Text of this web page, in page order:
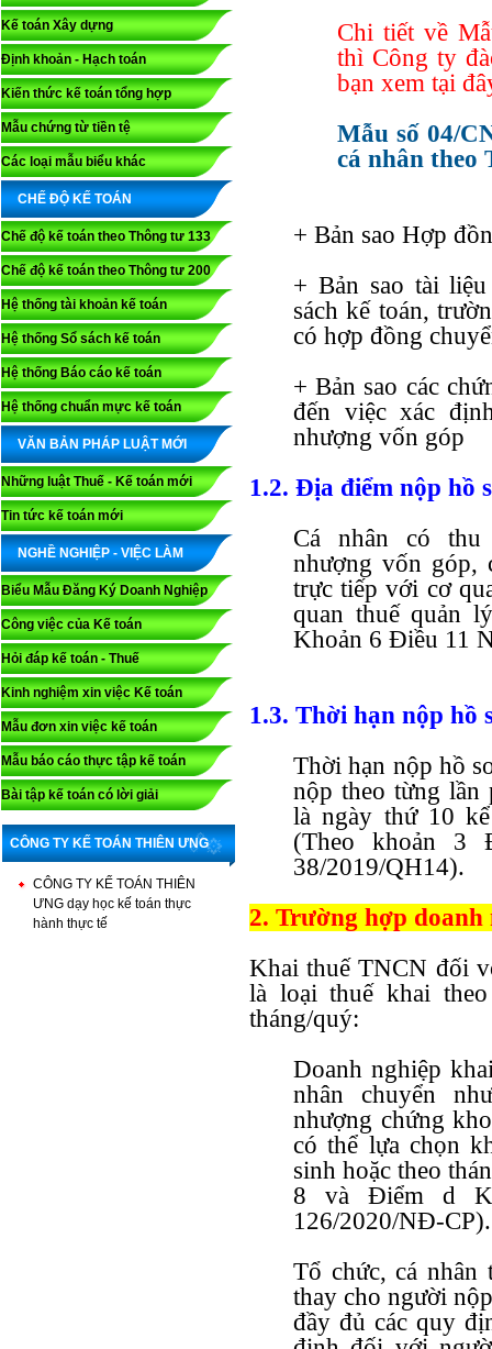
Kế toán Xây dựng
Định khoản - Hạch toán
Kiến thức kế toán tổng hợp
Mẫu chứng từ tiền tệ
Các loại mẫu biểu khác
CHẾ ĐỘ KẾ TOÁN
Chế độ kế toán theo Thông tư 133
Chế độ kế toán theo Thông tư 200
Hệ thống tài khoản kế toán
Hệ thống Sổ sách kế toán
Hệ thống Báo cáo kế toán
Hệ thống chuẩn mực kế toán
VĂN BẢN PHÁP LUẬT MỚI
Những luật Thuế - Kế toán mới
Tin tức kế toán mới
NGHỀ NGHIỆP - VIỆC LÀM
Biểu Mẫu Đăng Ký Doanh Nghiệp
Công việc của Kế toán
Hỏi đáp kế toán - Thuế
Kinh nghiệm xin việc Kế toán
Mẫu đơn xin việc kế toán
Mẫu báo cáo thực tập kế toán
Bài tập kế toán có lời giải
CÔNG TY KẾ TOÁN THIÊN ƯNG
CÔNG TY KẾ TOÁN THIÊN
ƯNG dạy học kế toán thực
hành thực tế
Chi tiết về
thì Công ty
bạn xem tại
Mẫu số 04/
cá nhân theo
+ Bản sao Hợp
+ Bản sao tài
sách kế toán,
có hợp đồng
+ Bản sao các
đến việc xác
nhượng vốn góp
1.2. Địa điểm nộp hồ
Cá nhân có thu
nhượng vốn góp,
trực tiếp với cơ
quan thuế quản
Khoản 6 Điều 11
1.3. Thời hạn nộp hồ
Thời hạn nộp hồ
nộp theo từng lần
là ngày thứ 10
(Theo khoản 3
38/2019/QH14).
2. Trường hợp
Khai thuế TNCN đối
là loại thuế khai
tháng/quý:
Doanh nghiệp
nhân chuyển
nhượng chứng
có thể lựa chọn
sinh hoặc theo
8 và Điểm d
126/2020/NĐ-CP).
Tổ chức, cá nhân
thay cho người
đầy đủ các quy